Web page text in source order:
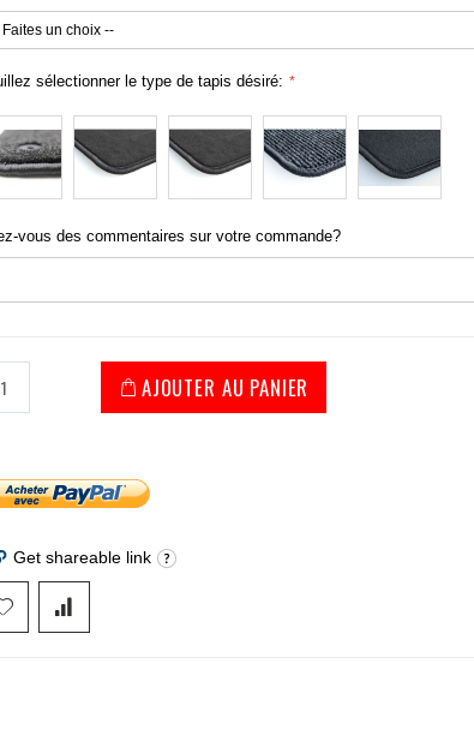
Alfombrillas a medida para Chevrolet
sélectionner le type de tapis désiré:
vous des commentaires sur votre commande?
AJOUTER AU PANIER
Get shareable link